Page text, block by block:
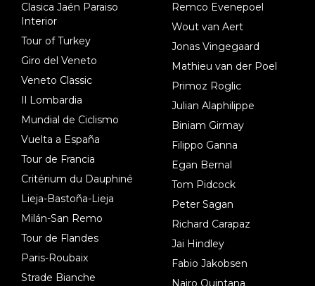
Clasica Jaén Paraiso
Interior
Tour of Turkey
Giro del Veneto
Veneto Classic
Il Lombardia
Mundial de Ciclismo
Vuelta a España
Tour de Francia
Critérium du Dauphiné
Lieja-Bastoña-Lieja
Milán-San Remo
Tour de Flandes
Paris-Roubaix
Strade Bianche
Remco Evenepoel
Wout van Aert
Jonas Vingegaard
Mathieu van der Poel
Primoz Roglic
Julian Alaphilippe
Biniam Girmay
Filippo Ganna
Egan Bernal
Tom Pidcock
Peter Sagan
Richard Carapaz
Jai Hindley
Fabio Jakobsen
Nairo Quintana